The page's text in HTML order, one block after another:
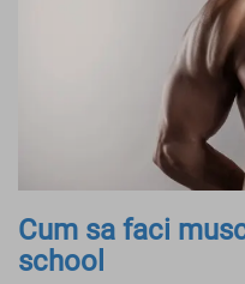
Cum sa faci
school